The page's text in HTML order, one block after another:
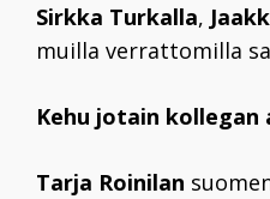
Sirkka Turkalla,
muilla verrattomilla
Kehu jotain kollegan
Tarja Roinilan